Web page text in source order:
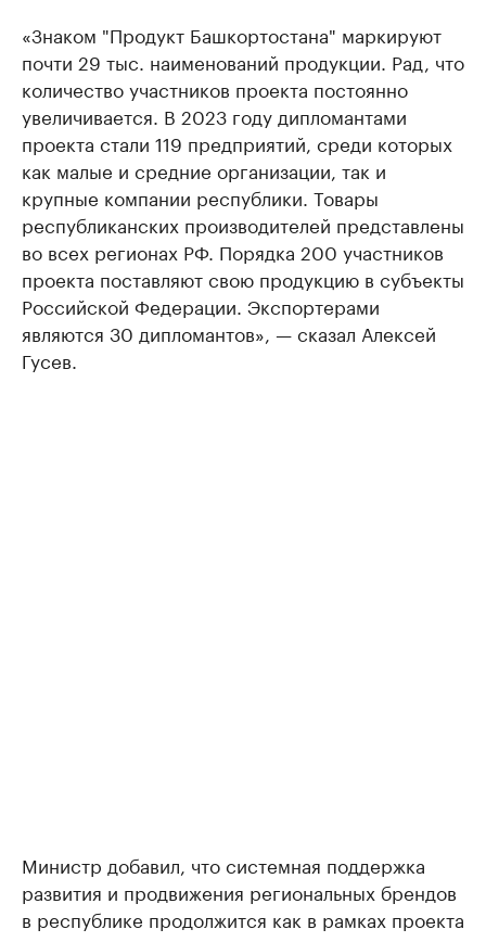
«Знаком "Продукт Башкортостана" маркируют
почти 29 тыс. наименований продукции. Рад, что
количество участников проекта постоянно
увеличивается. В 2023 году дипломантами
проекта стали 119 предприятий, среди которых
как малые и средние организации, так и
крупные компании республики. Товары
республиканских производителей представлены
во всех регионах РФ. Порядка 200 участников
проекта поставляют свою продукцию в субъекты
Российской Федерации. Экспортерами
являются 30 дипломантов», — сказал Алексей
Гусев.
Министр добавил, что системная поддержка
развития и продвижения региональных брендов
в республике продолжится как в рамках проекта